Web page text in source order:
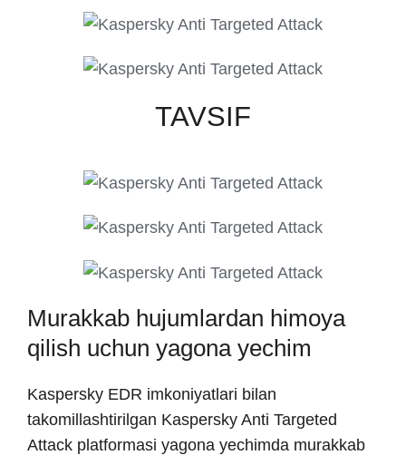
TAVSIF
Murakkab hujumlardan himoya
qilish uchun yagona yechim
Kaspersky EDR imkoniyatlari bilan
takomillashtirilgan Kaspersky Anti Targeted
Attack platformasi yagona yechimda murakkab